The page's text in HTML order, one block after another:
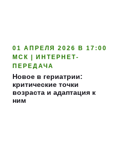
01 АПРЕЛЯ 2026 В 17:00
МСК | ИНТЕРНЕТ-
ПЕРЕДАЧА
Новое в гериатрии:
критические точки
возраста и адаптация к
ним